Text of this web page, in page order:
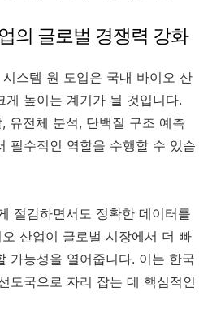
의 글로벌 경쟁력 강화
스템 원 도입은 국내 바이오 산
게 높이는 계기가 될 것입니다.
유전체 분석, 단백질 구조 예측
필수적인 역할을 수행할 수 있습
절감하면서도 정확한 데이터를
산업이 글로벌 시장에서 더 빠
가능성을 열어줍니다. 이는 한국
도국으로 자리 잡는 데 핵심적인